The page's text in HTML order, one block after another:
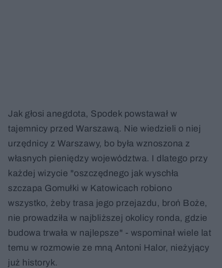
Jak głosi anegdota, Spodek powstawał w
tajemnicy przed Warszawą. Nie wiedzieli o niej
urzędnicy z Warszawy, bo była wznoszona z
własnych pieniędzy województwa. I dlatego przy
każdej wizycie "oszczędnego jak wyschła
szczapa Gomułki w Katowicach robiono
wszystko, żeby trasa jego przejazdu, broń Boże,
nie prowadziła w najbliższej okolicy ronda, gdzie
budowa trwała w najlepsze" - wspominał wiele lat
temu w rozmowie ze mną Antoni Halor, nieżyjący
już historyk.